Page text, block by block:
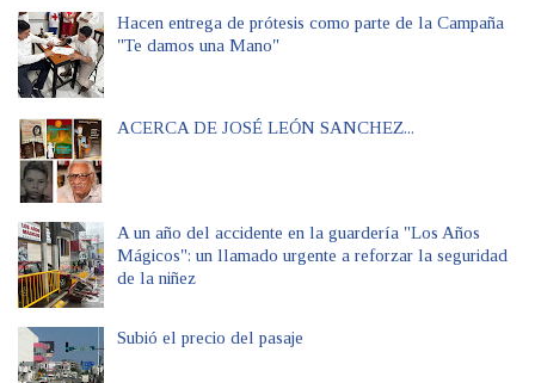
Hacen entrega de prótesis como parte de la Campaña
"Te damos una Mano"
ACERCA DE JOSÉ LEÓN SANCHEZ...
A un año del accidente en la guardería "Los Años
Mágicos": un llamado urgente a reforzar la seguridad
de la niñez
Subió el precio del pasaje